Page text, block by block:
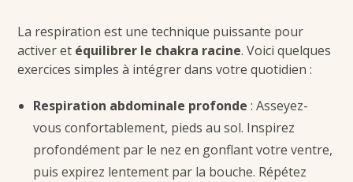
La respiration est une technique puissante pour
activer et équilibrer le chakra racine. Voici quelques
exercices simples à intégrer dans votre quotidien :
Respiration abdominale profonde : Asseyez-
vous confortablement, pieds au sol. Inspirez
profondément par le nez en gonflant votre ventre,
puis expirez lentement par la bouche. Répétez